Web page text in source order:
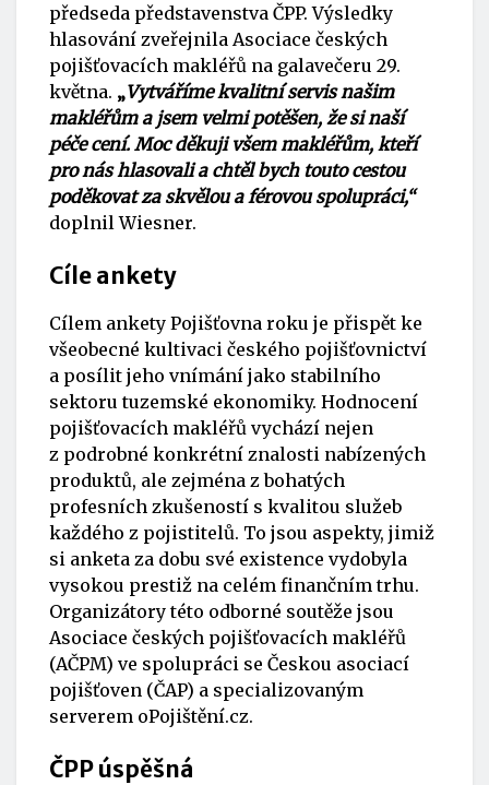
předseda představenstva ČPP. Výsledky
hlasování zveřejnila Asociace českých
pojišťovacích makléřů na galavečeru 29.
května. „Vytváříme kvalitní servis našim
makléřům a jsem velmi potěšen, že si naší
péče cení. Moc děkuji všem makléřům, kteří
pro nás hlasovali a chtěl bych touto cestou
poděkovat za skvělou a férovou spolupráci,“
doplnil Wiesner.
Cíle ankety
Cílem ankety Pojišťovna roku je přispět ke
všeobecné kultivaci českého pojišťovnictví
a posílit jeho vnímání jako stabilního
sektoru tuzemské ekonomiky. Hodnocení
pojišťovacích makléřů vychází nejen
z podrobné konkrétní znalosti nabízených
produktů, ale zejména z bohatých
profesních zkušeností s kvalitou služeb
každého z pojistitelů. To jsou aspekty, jimiž
si anketa za dobu své existence vydobyla
vysokou prestiž na celém finančním trhu.
Organizátory této odborné soutěže jsou
Asociace českých pojišťovacích makléřů
(AČPM) ve spolupráci se Českou asociací
pojišťoven (ČAP) a specializovaným
serverem oPojištění.cz.
ČPP úspěšná